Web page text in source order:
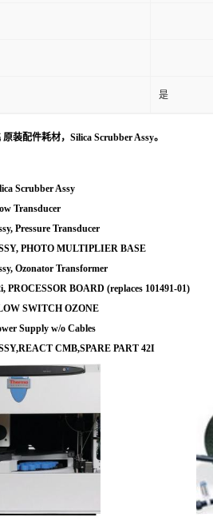
是
原装配件耗材，Silica Scrubber Assy。
Scrubber Assy
Transducer
Pressure Transducer
PHOTO MULTIPLIER BASE
Ozonator Transformer
PROCESSOR BOARD (replaces 101491-01)
SWITCH OZONE
Supply w/o Cables
CMB,SPARE PART 42I